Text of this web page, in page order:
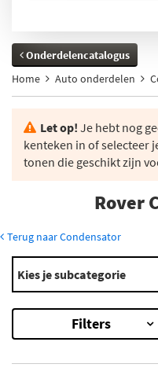
Onderdelencatalogus
Home
Auto onderdelen
Let op! Je hebt nog
kenteken in of selecteer
tonen die geschikt zijn
Rover
Terug naar Condensator
Modellen
2000-3500
Mini
Mini-Moke
×
Kies je subcategorie
Filters